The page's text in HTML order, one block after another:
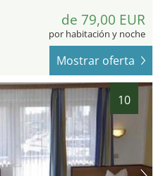
de 79,00 EUR
por habitación y noche
Mostrar oferta
10